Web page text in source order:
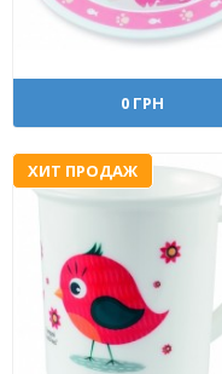
0 ГРН
ХИТ ПРОДАЖ